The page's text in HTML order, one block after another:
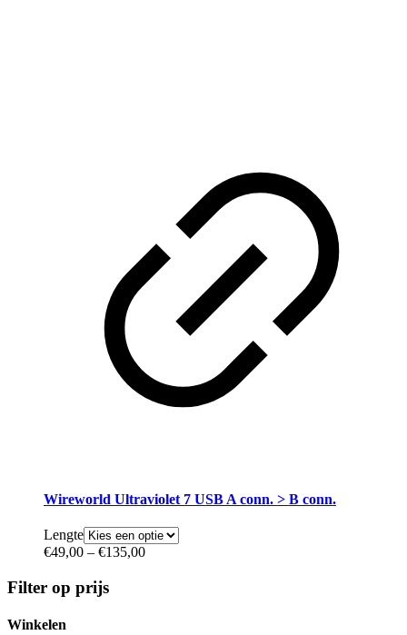
Wireworld Ultraviolet 7 USB A conn. > B conn.
Lengte
€49,00 – €135,00
Filter op prijs
Winkelen